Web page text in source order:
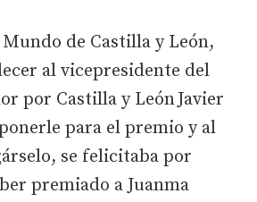
de Castilla y León,
al vicepresidente del
por Castilla y León Javier
para el premio y al
se felicitaba por
premiado a Juanma